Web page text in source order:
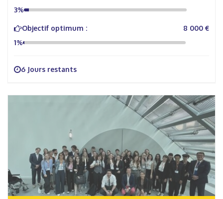
3%
Objectif optimum :
8 000 €
1%
6 Jours restants